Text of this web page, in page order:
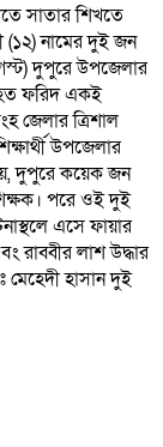
সাতার শিখতে
(১২) নামের দুই জন
দুপুরে উপজেলার
ফরিদ একই
জেলার ত্রিশাল
উপজেলার
দুপুরে কয়েক জন
পরে ওই দুই
এসে ফায়ার
রাব্বীর লাশ উদ্ধার
মেহেদী হাসান দুই